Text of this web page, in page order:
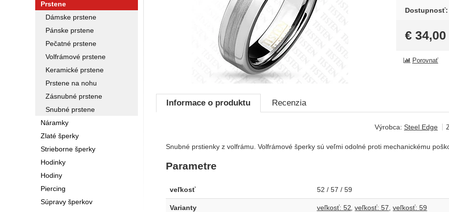
Dostupnosť:
€ 34,00
Porovnať
Informace o produktu Recenzia
Výrobca: Steel Edge
Snubné prstienky z volfrámu. Volfrámové šperky sú veľmi odolné proti mechanickému
Parametre
veľkosť 52 / 57 / 59
Varianty veľkosť: 52 veľkosť: 57 veľkosť: 59
Prstene
Dámske prstene
Pánske prstene
Pečatné prstene
Volfrámové prstene
Keramické prstene
Prstene na nohu
Zásnubné prstene
Snubné prstene
Náramky
Zlaté šperky
Strieborne šperky
Hodinky
Hodiny
Piercing
Súpravy šperkov